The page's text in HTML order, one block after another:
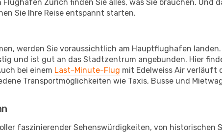
Zürich finden Sie alles, was Sie brauchen. Und
Sie Ihre Reise entspannt starten.
werden Sie voraussichtlich am Hauptflughafen
und ist gut an das Stadtzentrum angebunden. Hier
bei einem Last-Minute-Flug mit Edelweiss Air verläuft
Transportmöglichkeiten wie Taxis, Busse und
faszinierender Sehenswürdigkeiten, von historischen